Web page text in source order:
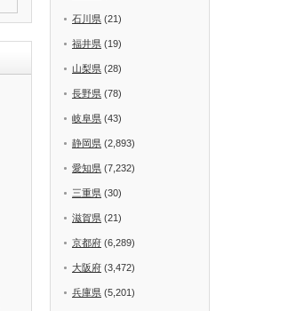
石川県 (21)
福井県 (19)
山梨県 (28)
長野県 (78)
岐阜県 (43)
静岡県 (2,893)
愛知県 (7,232)
三重県 (30)
滋賀県 (21)
京都府 (6,289)
大阪府 (3,472)
兵庫県 (5,201)